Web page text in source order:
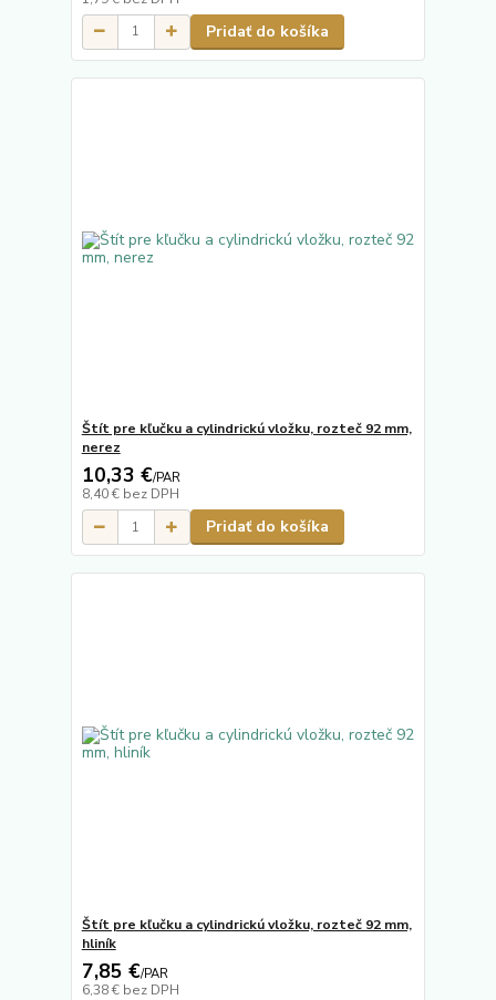
Pridať do košíka
Štít pre kľučku a cylindrickú vložku, rozteč 92 mm,
nerez
10,33 €/PAR
8,40 € bez DPH
Pridať do košíka
Štít pre kľučku a cylindrickú vložku, rozteč 92 mm,
hliník
7,85 €/PAR
6,38 € bez DPH